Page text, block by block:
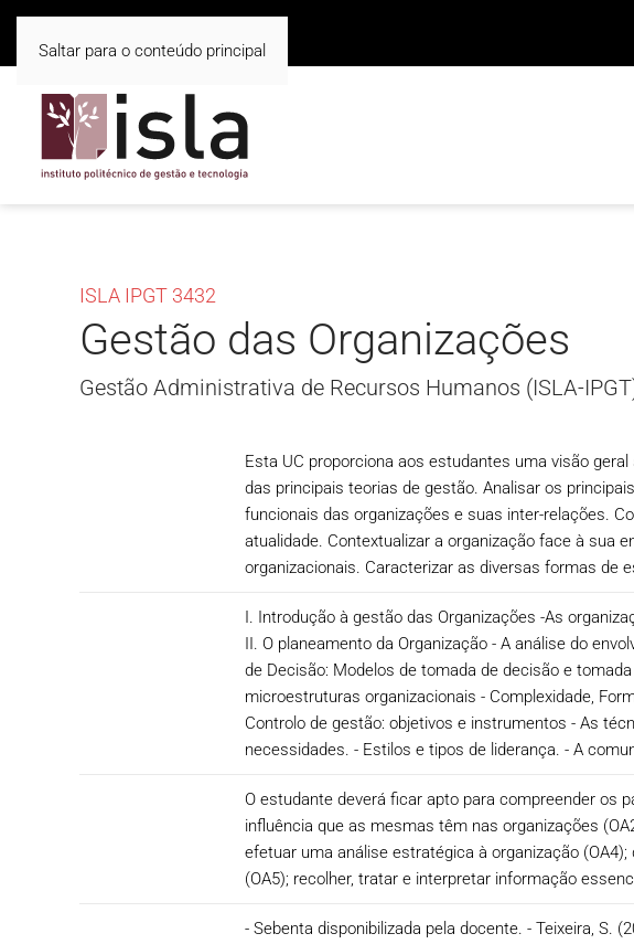
Saltar para o conteúdo principal
ISLA IPGT 3432
Gestão das Organizações
Gestão Administrativa de Recursos Humanos (ISLA-
Esta UC proporciona aos estudantes uma visão
das principais teorias de gestão. Analisar os
funcionais das organizações e suas inter-relações.
atualidade. Contextualizar a organização face à sua
organizacionais. Caracterizar as diversas formas de
I. Introdução à gestão das Organizações -As
II. O planeamento da Organização - A análise do
de Decisão: Modelos de tomada de decisão e
microestruturas organizacionais - Complexidade,
Controlo de gestão: objetivos e instrumentos - As
necessidades. - Estilos e tipos de liderança. - A
O estudante deverá ficar apto para compreender os
influência que as mesmas têm nas organizações
efetuar uma análise estratégica à organização
(OA5); recolher, tratar e interpretar informação
- Sebenta disponibilizada pela docente. - Teixeira, S.